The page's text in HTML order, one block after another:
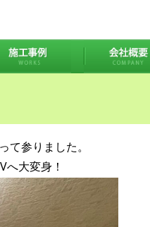
参りました。
へ大変身！